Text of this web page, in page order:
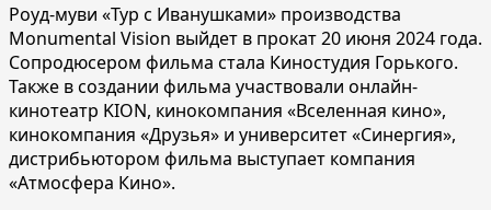
Роуд-муви «Тур с Иванушками» производства
Monumental Vision выйдет в прокат 20 июня 2024 года.
Сопродюсером фильма стала Киностудия Горького.
Также в создании фильма участвовали онлайн-
кинотеатр KION, кинокомпания «Вселенная кино»,
кинокомпания «Друзья» и университет «Синергия»,
дистрибьютором фильма выступает компания
«Атмосфера Кино».